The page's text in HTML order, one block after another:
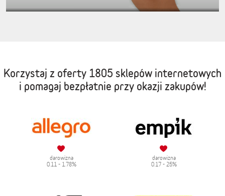
Korzystaj z oferty 1805 sklepów internetowych
i pomagaj bezpłatnie przy okazji zakupów!
darowizna
0.11 - 1.78%
darowizna
0.17 - 25%